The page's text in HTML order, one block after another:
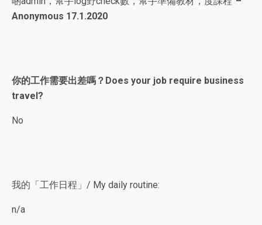
Anonymous 17.1.2020
你的工作需要出差嗎？Does your job require business
travel?
No
我的「工作日程」/ My daily routine:
n/a